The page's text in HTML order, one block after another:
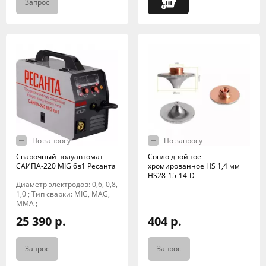
Запрос
По запросу
Сварочный полуавтомат
САИПА-220 MIG 6в1 Ресанта
Диаметр электродов: 0,6, 0,8,
1,0 ; Тип сварки: MIG, MAG,
MMA ;
25 390 р.
Запрос
По запросу
Сопло двойное
хромированное HS 1,4 мм
HS28-15-14-D
404 р.
Запрос